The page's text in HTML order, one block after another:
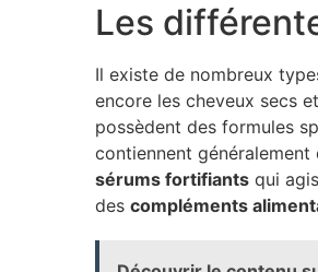
Les
Il existe de nombreux
encore les cheveux secs
possèdent des formules
contiennent
sérums fortifiants qui
des compléments